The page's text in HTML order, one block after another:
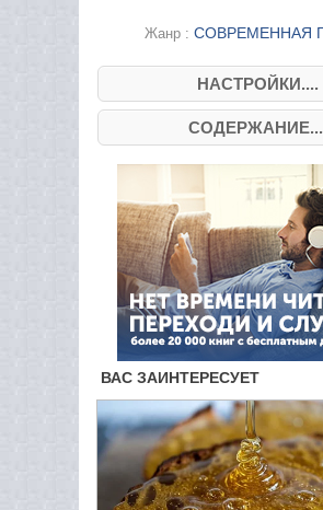
Жанр : СОВРЕМЕННАЯ
НАСТРОЙКИ....